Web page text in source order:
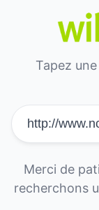
Tapez
Merci de
recherchons